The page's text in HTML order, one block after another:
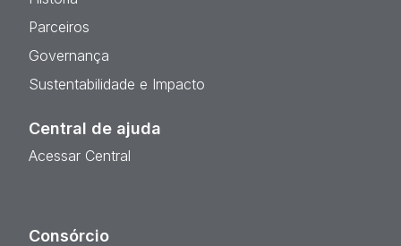
Parceiros
Governança
Sustentabilidade e Impacto
Central de ajuda
Acessar Central
Consórcio